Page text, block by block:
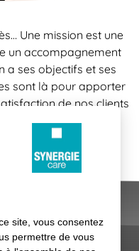
Une mission est une
un accompagnement
a ses objectifs et ses
sont là pour apporter
de nos clients
nos candidats.